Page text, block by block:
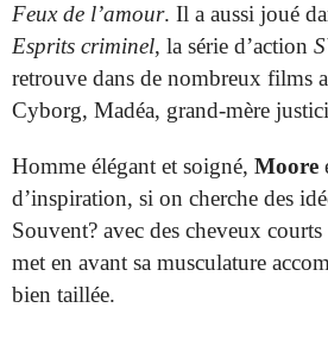
Feux de l’amour. Il a aussi joué
Esprits criminel, la série d’action
retrouve dans de nombreux films
Cyborg, Madéa, grand-mère
Homme élégant et soigné, Moore
d’inspiration, si on cherche des
Souvent? avec des cheveux
met en avant sa musculature
bien taillée.